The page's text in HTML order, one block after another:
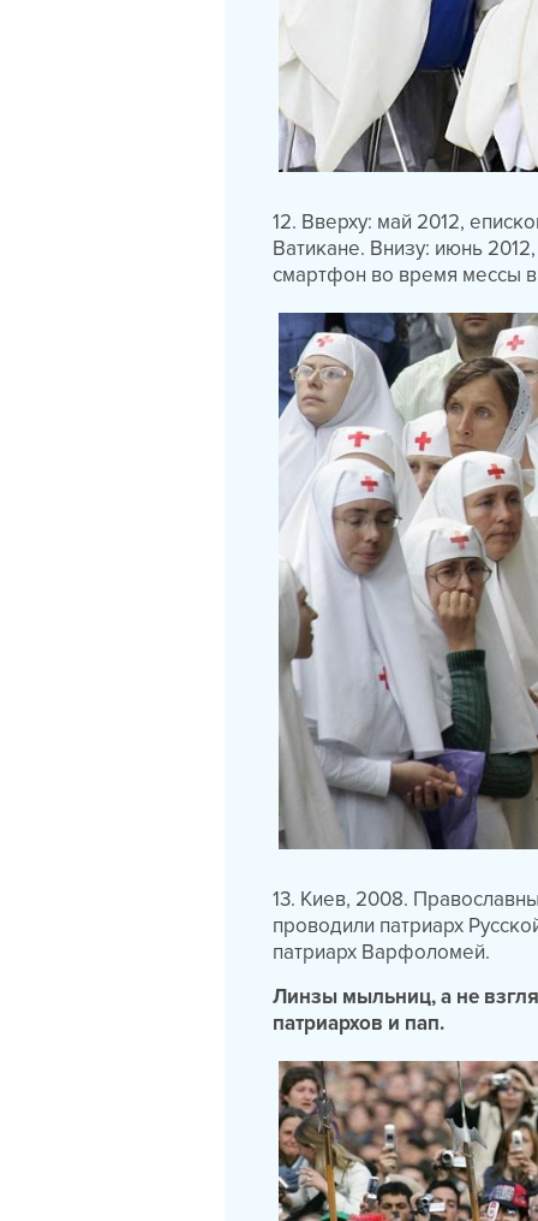
12. Вверху: май 2012,
Ватикане. Внизу: июнь
смартфон во время мессы в
13. Киев, 2008.
проводили патриарх
патриарх Варфоломей.
Линзы мыльниц, а не
патриархов и пап.